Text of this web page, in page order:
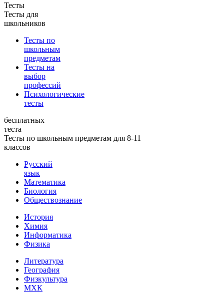
Тесты
Тесты для
школьников
Тесты по
школьным
предметам
Тесты на
выбор
профессий
Психологические
тесты
бесплатных
теста
Тесты по школьным предметам для 8-11
классов
Русский
язык
Математика
Биология
Обществознание
История
Химия
Информатика
Физика
Литература
География
Физкультура
МХК